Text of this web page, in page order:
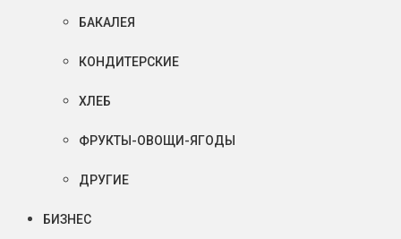
БАКАЛЕЯ
КОНДИТЕРСКИЕ
ХЛЕБ
ФРУКТЫ-ОВОЩИ-ЯГОДЫ
ДРУГИЕ
БИЗНЕС